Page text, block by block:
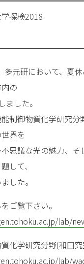
検2018
元研において、夏
の
ました。
制御物質化学研究分
界を
思議な光の魅力、そ
して、
した。
ご覧下さい。
lab/
化学研究分野(和田究
lab/